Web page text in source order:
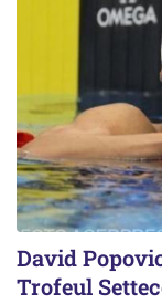
David
Trofeul